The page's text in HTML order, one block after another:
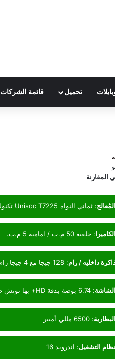
تحميل قائمة الشركات
المقارنة
المُعالج:ثماني النواة Unisoc T7225 تكنولوجيا 12 نانو
الكاميرا: خلفية 50 م.ب / امامية 5 م.ب.
داخليه / رام:128 جيجا مع 4 جيجا رام
الشاشة:6.74 بوصة بدقة HD+ بها نوتش صغير
البطارية:6500 مللي أمبير
نظام التشغيل: اندرويد 16